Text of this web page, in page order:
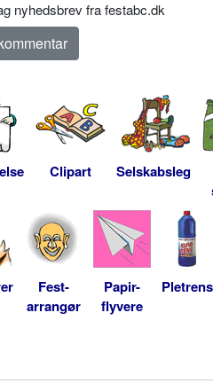
nyhedsbrev fra festabc.dk
Clipart Selskabsleg
Fest-
arrangør
Papir-
flyvere
Pletrens